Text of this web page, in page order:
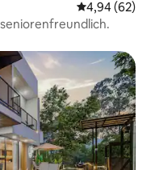
4,94 (62)